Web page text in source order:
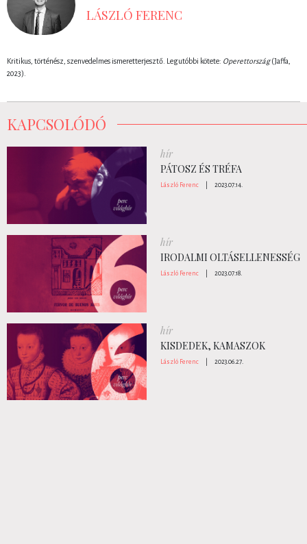
LÁSZLÓ FERENC
Kritikus, történész, szenvedelmes ismeretterjesztő. Legutóbbi kötete: Operettország(Jaffa,
2023).
KAPCSOLÓDÓ
hír
PÁTOSZ ÉS TRÉFA
László Ferenc 2023.07.14.
hír
IRODALMI OLTÁSELLENESSÉG
László Ferenc 2023.07.18.
hír
KISDEDEK, KAMASZOK
László Ferenc 2023.06.27.